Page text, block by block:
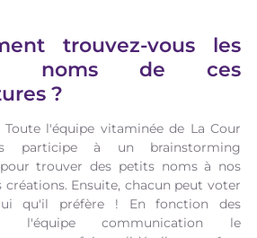
trouvez-vous les
noms de ces
?
Toute l'équipe vitaminée de La Cour
participe à un brainstorming
trouver des petits noms à nos
créations. Ensuite, chacun peut voter
qu'il préfère ! En fonction des
l'équipe communication le